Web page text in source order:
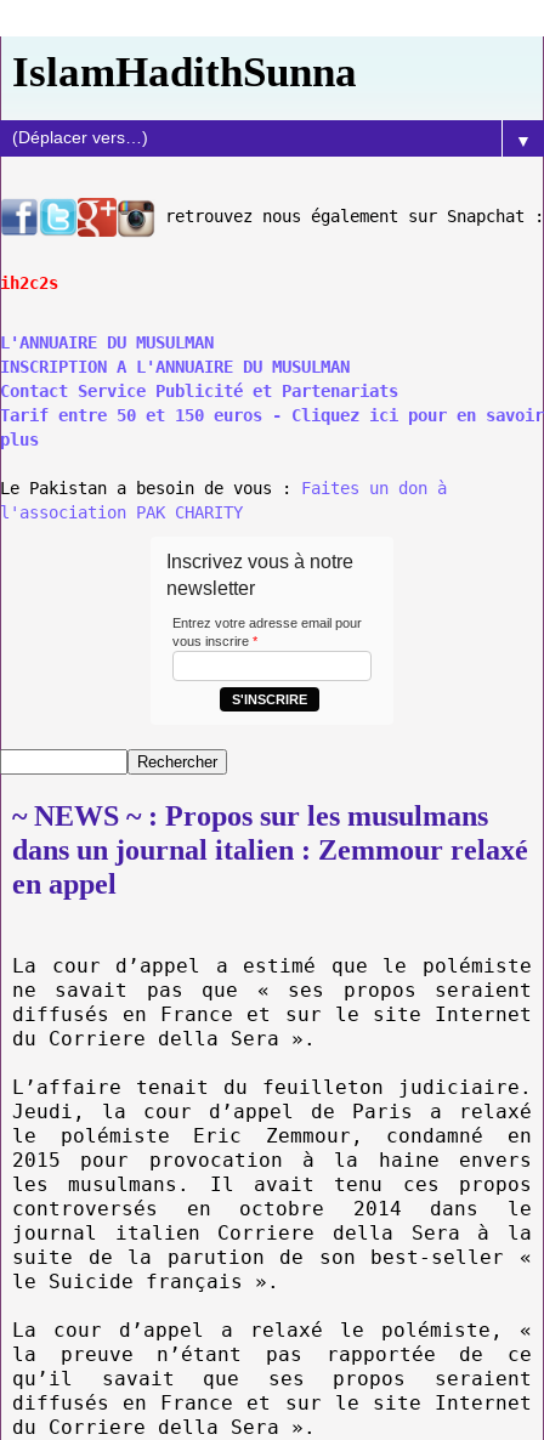
IslamHadithSunna
▼
retrouvez nous également sur Snapchat :
ih2c2s
L'ANNUAIRE DU MUSULMAN
INSCRIPTION A L'ANNUAIRE DU MUSULMAN
Contact Service Publicité et Partenariats
Tarif entre 50 et 150 euros - Cliquez ici pour en savoir
plus
Le Pakistan a besoin de vous : Faites un don à
l'association PAK CHARITY
Inscrivez vous à notre
newsletter
Entrez votre adresse email pour
vous inscrire *
S'INSCRIRE
~ NEWS ~ : Propos sur les musulmans
dans un journal italien : Zemmour relaxé
en appel
La cour d’appel a estimé que le polémiste
ne savait pas que « ses propos seraient
diffusés en France et sur le site Internet
du Corriere della Sera ».
L’affaire tenait du feuilleton judiciaire.
Jeudi, la cour d’appel de Paris a relaxé
le polémiste Eric Zemmour, condamné en
2015 pour provocation à la haine envers
les musulmans. Il avait tenu ces propos
controversés en octobre 2014 dans le
journal italien Corriere della Sera à la
suite de la parution de son best-seller «
le Suicide français ».
La cour d’appel a relaxé le polémiste, «
la preuve n’étant pas rapportée de ce
qu’il savait que ses propos seraient
diffusés en France et sur le site Internet
du Corriere della Sera ».